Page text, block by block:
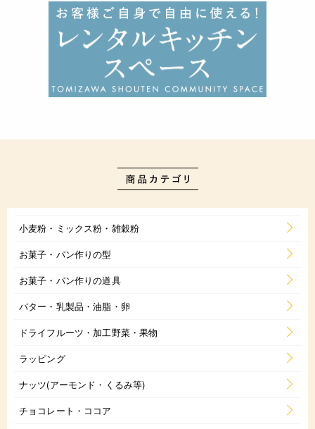
小麦粉・ミックス粉・雑穀粉
お菓子・パン作りの型
お菓子・パン作りの道具
バター・乳製品・油脂・卵
ドライフルーツ・加工野菜・果物
ラッピング
ナッツ(アーモンド・くるみ等)
チョコレート・ココア